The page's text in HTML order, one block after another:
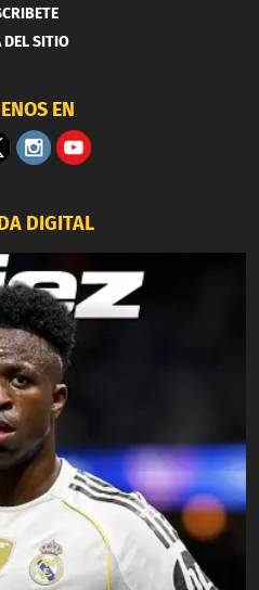
DEL SITIO
EN
DIGITAL